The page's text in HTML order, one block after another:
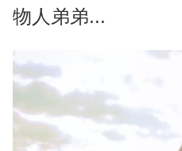
物人弟弟...